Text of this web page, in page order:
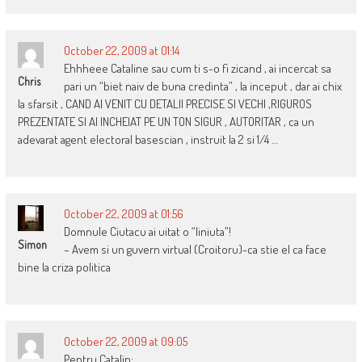
Chris
October 22, 2009 at 01:14
Ehhheee Cataline sau cum ti s-o fi zicand , ai incercat sa
pari un “biet naiv de buna credinta” , la inceput , dar ai chix
la sfarsit , CAND AI VENIT CU DETALII PRECISE SI VECHI ,RIGUROS
PREZENTATE SI AI INCHEIAT PE UN TON SIGUR , AUTORITAR , ca un
adevarat agent electoral basescian , instruit la 2 si 1/4 …
Simon
October 22, 2009 at 01:56
Domnule Ciutacu ai uitat o “liniuta”!
– Avem si un guvern virtual (Croitoru)-ca stie el ca face
bine la criza politica
October 22, 2009 at 09:05